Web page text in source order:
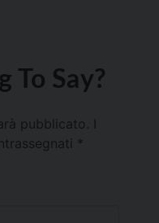
To Say?
pubblicato.
*